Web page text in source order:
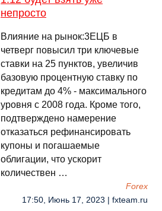
непросто
Влияние на рынок:3ЕЦБ в
четверг повысил три ключевые
ставки на 25 пунктов, увеличив
базовую процентную ставку по
кредитам до 4% - максимального
уровня с 2008 года. Кроме того,
подтверждено намерение
отказаться рефинансировать
купоны и погашаемые
облигации, что ускорит
количествен …
Forex
17:50, Июнь 17, 2023 | fxteam.ru